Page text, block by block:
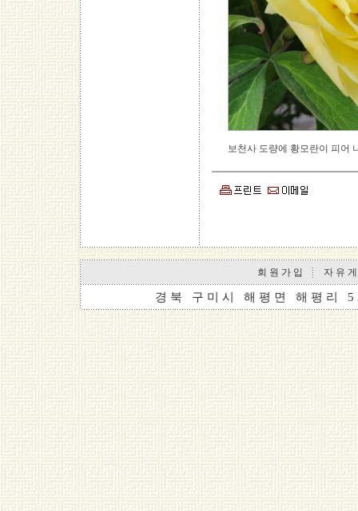
보천사 도량에 황모란이 피어
회 원 가 입 자 유
경 북 구 미 시 해 평 면 해 평